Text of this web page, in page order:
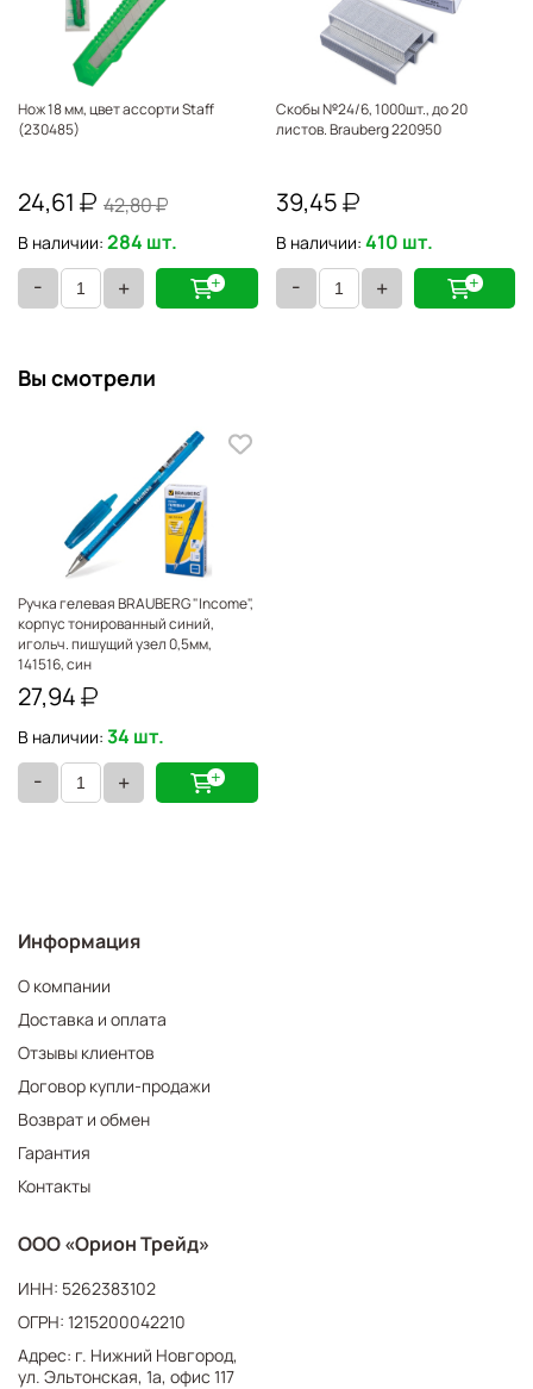
Нож 18 мм, цвет ассорти Staff
(230485)
24,61 42,80
В наличии: 284 шт.
- +
Скобы №24/6, 1000шт., до 20
листов. Brauberg 220950
39,45
В наличии: 410 шт.
- +
Вы смотрели
Ручка гелевая BRAUBERG "Income",
корпус тонированный синий,
игольч. пишущий узел 0,5мм,
141516, син
27,94
В наличии: 34 шт.
- +
Информация
О компании
Доставка и оплата
Отзывы клиентов
Договор купли-продажи
Возврат и обмен
Гарантия
Контакты
ООО «Орион Трейд»
ИНН: 5262383102
ОГРН: 1215200042210
Адрес: г. Нижний Новгород,
ул. Эльтонская, 1а, офис 117